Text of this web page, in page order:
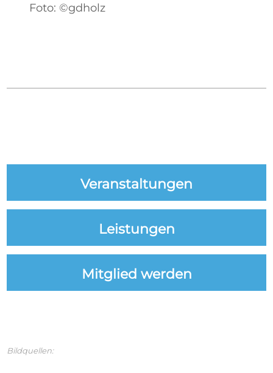
Foto: ©gdholz
Veranstaltungen
Leistungen
Mitglied werden
Bildquellen: